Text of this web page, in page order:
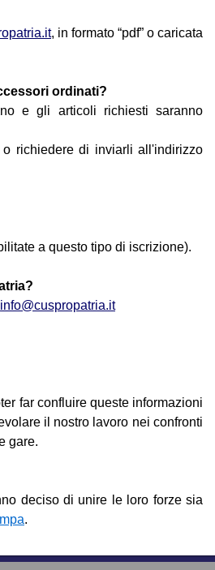
, in formato “pdf” o caricata
ordinati?
e gli articoli richiesti saranno
richiedere di inviarli all'indirizzo
a questo tipo di iscrizione).
info@cuspropatria.it
far confluire queste informazioni
il nostro lavoro nei confronti
gare.
deciso di unire le loro forze sia
.